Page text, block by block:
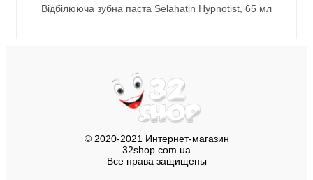
Відбілююча зубна паста Selahatin Hypnotist, 65 мл
© 2020-2021 Интернет-магазин
32shop.com.ua
Все права защищены